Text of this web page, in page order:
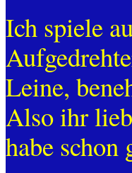
Ich spiele
Leine,
Also ihr
habe schon